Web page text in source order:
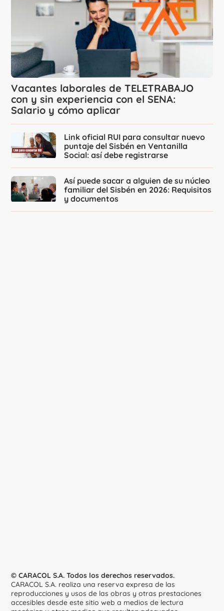
Vacantes laborales de TELETRABAJO
con y sin experiencia con el SENA:
Salario y cómo aplicar
Link oficial RUI para consultar nuevo
puntaje del Sisbén en Ventanilla
Social: así debe registrarse
Así puede sacar a alguien de su núcleo
familiar del Sisbén en 2026: Requisitos
y documentos
© CARACOL S.A. Todos los derechos reservados.
CARACOL S.A. realiza una reserva expresa de las
reproducciones y usos de las obras y otras prestaciones
accesibles desde este sitio web a medios de lectura